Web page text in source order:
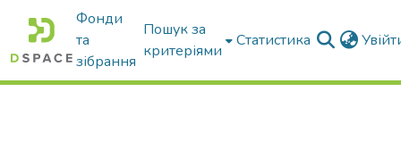
Фонди
та
зібрання
Пошук за
критеріями
Статистика